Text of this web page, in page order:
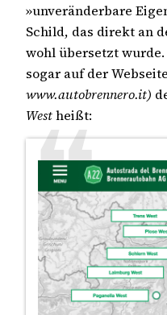
»unveränderbare
Schild, das direkt an
wohl übersetzt
sogar auf der
www.autobrennero.it)
Westheißt: